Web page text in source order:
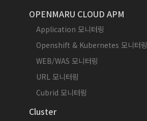
OPENMARU CLOUD APM
Application 모니터링
Openshift & Kubernetes 모니터링
WEB/WAS 모니터링
URL 모니터링
Cubrid 모니터링
Cluster